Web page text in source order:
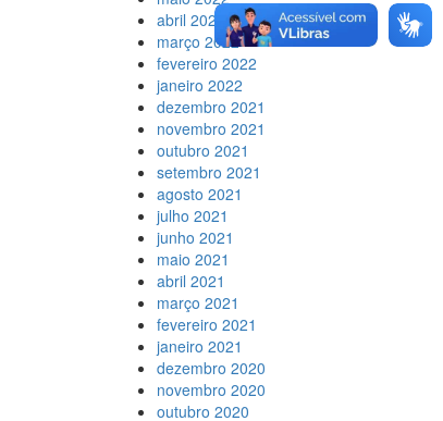
abril 2022
março 2022
fevereiro 2022
janeiro 2022
dezembro 2021
novembro 2021
outubro 2021
setembro 2021
agosto 2021
julho 2021
junho 2021
maio 2021
abril 2021
março 2021
fevereiro 2021
janeiro 2021
dezembro 2020
novembro 2020
outubro 2020